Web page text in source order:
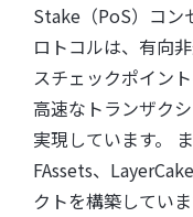
Stake（PoS）コン
ロトコルは、有向
スチェックポイン
高速なトランザク
実現しています。
FAssets、
クトを構築してい